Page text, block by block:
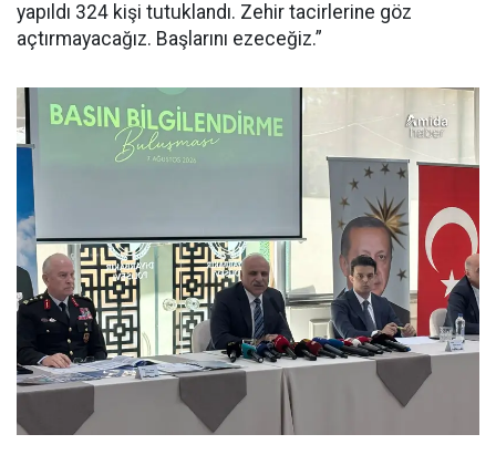
yapıldı 324 kişi tutuklandı. Zehir tacirlerine göz
açtırmayacağız. Başlarını ezeceğiz.”